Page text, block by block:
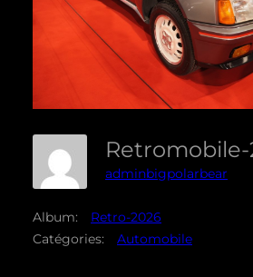
Retromobile-
adminbigpolarbear
Album:
Retro-2026
Catégories:
Automobile